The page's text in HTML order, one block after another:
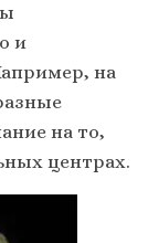
и
на
на то,
центрах.